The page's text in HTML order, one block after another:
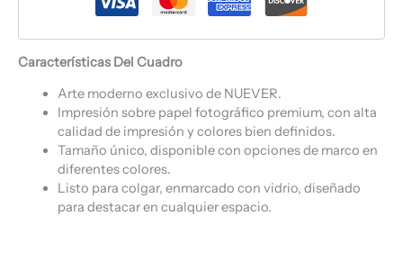
Características Del Cuadro
Arte moderno exclusivo de NUEVER.
Impresión sobre papel fotográfico premium, con alta
calidad de impresión y colores bien definidos.
Tamaño único, disponible con opciones de marco en
diferentes colores.
Listo para colgar, enmarcado con vidrio, diseñado
para destacar en cualquier espacio.